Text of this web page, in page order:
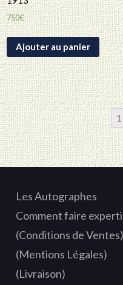
750€
Ajouter au panier
1
Les Autographes
Comment faire
(Conditions de Ventes)
(Mentions Légales)
(Livraison)